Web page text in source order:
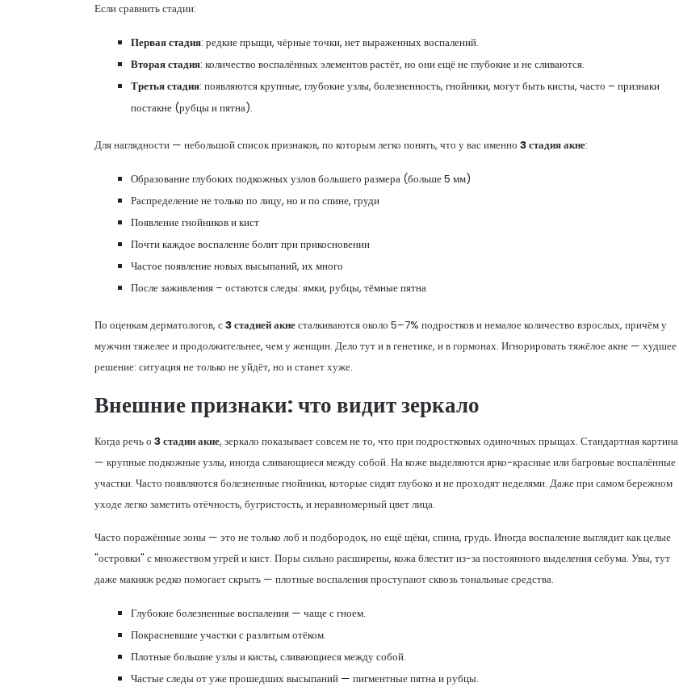
Если сравнить стадии:
Первая стадия: редкие прыщи, чёрные точки, нет выраженных воспалений.
Вторая стадия: количество воспалённых элементов растёт, но они ещё не глубокие и не сливаются.
Третья стадия: появляются крупные, глубокие узлы, болезненность, гнойники, могут быть кисты, часто – признаки
постакне (рубцы и пятна).
Для наглядности — небольшой список признаков, по которым легко понять, что у вас именно 3 стадия акне:
Образование глубоких подкожных узлов большего размера (больше 5 мм)
Распределение не только по лицу, но и по спине, груди
Появление гнойников и кист
Почти каждое воспаление болит при прикосновении
Частое появление новых высыпаний, их много
После заживления – остаются следы: ямки, рубцы, тёмные пятна
По оценкам дерматологов, с3 стадией акнесталкиваются около 5–7% подростков и немалое количество взрослых, причём у
мужчин тяжелее и продолжительнее, чем у женщин. Дело тут и в генетике, и в гормонах. Игнорировать тяжёлое акне — худшее
решение: ситуация не только не уйдёт, но и станет хуже.
Внешние признаки: что видит зеркало
Когда речь о 3 стадии акне, зеркало показывает совсем не то, что при подростковых одиночных прыщах. Стандартная картина
— крупные подкожные узлы, иногда сливающиеся между собой. На коже выделяются ярко-красные или багровые воспалённые
участки. Часто появляются болезненные гнойники, которые сидят глубоко и не проходят неделями. Даже при самом бережном
уходе легко заметить отёчность, бугристость, и неравномерный цвет лица.
Часто поражённые зоны — это не только лоб и подбородок, но ещё щёки, спина, грудь. Иногда воспаление выглядит как целые
"островки" с множеством угрей и кист. Поры сильно расширены, кожа блестит из-за постоянного выделения себума. Увы, тут
даже макияж редко помогает скрыть — плотные воспаления проступают сквозь тональные средства.
Глубокие болезненные воспаления — чаще с гноем.
Покрасневшие участки с разлитым отёком.
Плотные большие узлы и кисты, сливающиеся между собой.
Частые следы от уже прошедших высыпаний — пигментные пятна и рубцы.